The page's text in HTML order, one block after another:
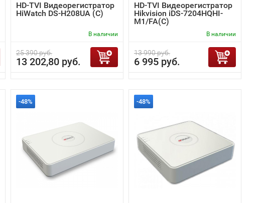
HD-TVI Видеорегистратор
HiWatch DS-H208UA (C)
В наличии
25 390 руб.
13 202,80 руб.
HD-TVI Видеорегистратор
Hikvision iDS-7204HQHI-
M1/FA(C)
В наличии
13 990 руб.
6 995 руб.
-48% -48%